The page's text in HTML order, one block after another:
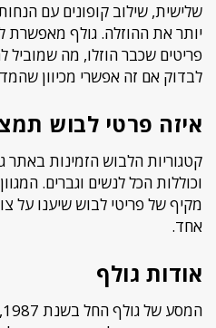
שלישית, שילוב קופונים עם
יותר את ההוזלה. גולף
פריטים שכבר הוזלו, מה שמוביל
לבדוק אם זה אפשרי מכיוון
איזה פרטי לבוש
קטגוריות הלבוש הזמינות באתר
וכוללות הכל לנשים וגברים.
מקיף של פריטי לבוש שיענו על
אחד.
אודות גולף